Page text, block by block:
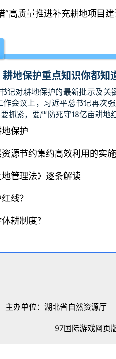
”高质量推进补充耕地项目
耕地保护重点知识你都知
记对耕地保护的最新批示及
作会议上，习近平总书记再次
抓紧，要严防死守18亿亩耕地
保护
资源节约集约高效利用的实
管理法》逐条解读
线？
耕制度？
主办单位：湖北省自然资源厅
97国际游戏网页